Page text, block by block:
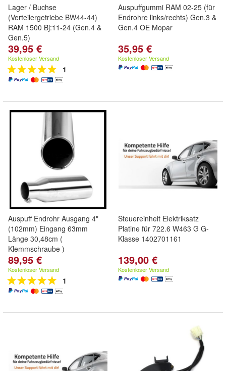
Lager / Buchse
(Verteilergetriebe BW44-44)
RAM 1500 Bj:11-24 (Gen.4 &
Gen.5)
39,95 €
Kostenloser Versand
1
Auspuffgummi RAM 02-25 (für
Endrohre links/rechts) Gen.3 &
Gen.4 OE Mopar
35,95 €
Kostenloser Versand
Auspuff Endrohr Ausgang 4"
(102mm) Eingang 63mm
Länge 30,48cm (
Klemmschraube )
89,95 €
Kostenloser Versand
1
Steuereinheit Elektriksatz
Platine für 722.6 W463 G G-
Klasse 1402701161
139,00 €
Kostenloser Versand